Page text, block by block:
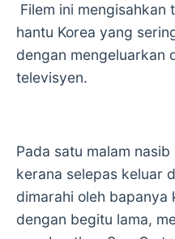
Filem ini mengisahkan
hantu Korea yang
dengan mengeluarkan
televisyen.
Pada satu malam
kerana selepas keluar
dimarahi oleh bapanya
dengan begitu lama,